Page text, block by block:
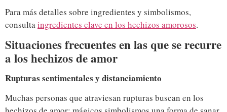
Para más detalles sobre ingredientes y simbolismos,
consultaingredientes clave en los hechizos amorosos.
Situaciones frecuentes en las que se recurre
a los hechizos de amor
Rupturas sentimentales y distanciamiento
Muchas personas que atraviesan rupturas buscan en los